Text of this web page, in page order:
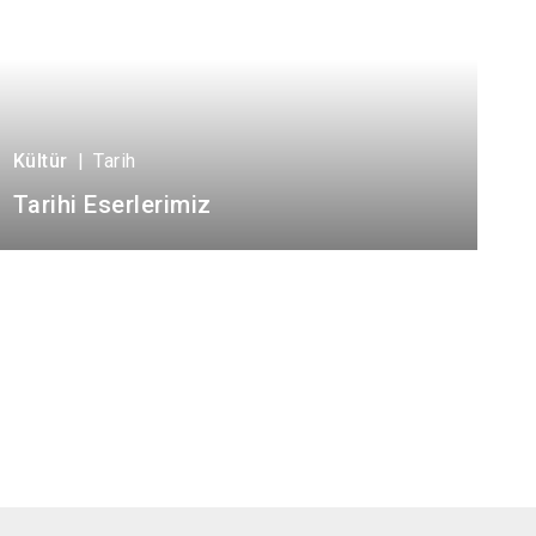
Kültür | Tarih
Tarihi Eserlerimiz